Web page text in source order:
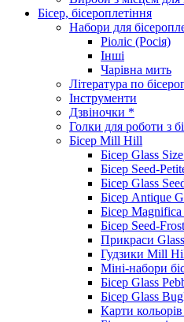
Бісер, бісероплетіння
Набори для
Ріоліс (Росія)
Інші
Чарівна мить
Література по
Інструменти
Дзвіночки *
Голки для роботи з
Бісер Mill Hill
Бісер Glass
Бісер Seed-
Бісер Glass
Бісер Antique
Бісер
Бісер Seed-
Прикраси
Гудзики Mill
Міні-набори
Бісер Glass
Бісер Glass
Карти